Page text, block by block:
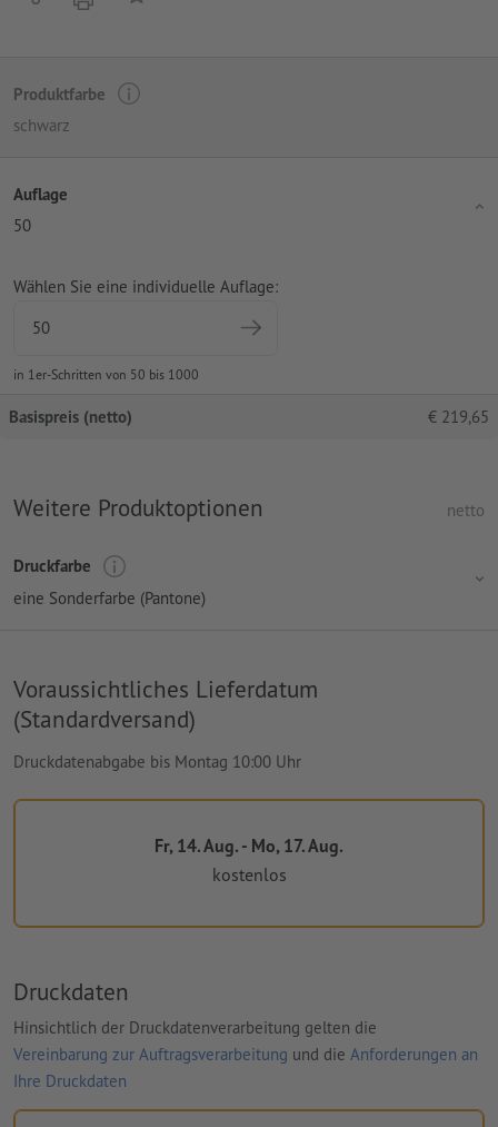
Produktfarbe
schwarz
Auflage
50
Wählen Sie eine individuelle Auflage:
in 1er-Schritten von 50 bis 1000
Basispreis (netto) € 219,65
Weitere Produktoptionen netto
Druckfarbe
eine Sonderfarbe (Pantone)
Voraussichtliches Lieferdatum
(Standardversand)
Druckdatenabgabe bis Montag 10:00 Uhr
Fr, 14. Aug. - Mo, 17. Aug.
kostenlos
Druckdaten
Hinsichtlich der Druckdatenverarbeitung gelten die
Vereinbarung zur Auftragsverarbeitung und die Anforderungen an
Ihre Druckdaten